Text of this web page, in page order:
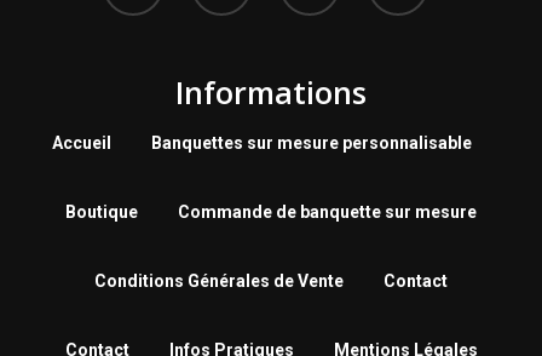
Informations
Accueil Banquettes sur mesure personnalisable
Boutique Commande de banquette sur mesure
Conditions Générales de Vente Contact
Contact Infos Pratiques Mentions Légales